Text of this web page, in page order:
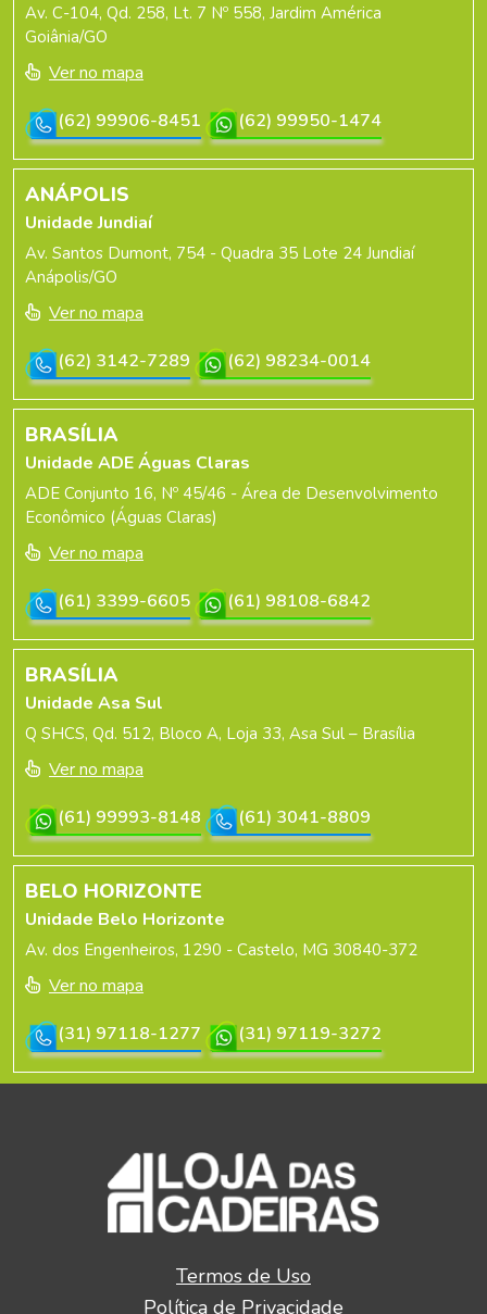
Av. C-104, Qd. 258, Lt. 7 Nº 558, Jardim América
Goiânia/GO
Ver no mapa
(62) 99906-8451
(62) 99950-1474
ANÁPOLIS
Unidade Jundiaí
Av. Santos Dumont, 754 - Quadra 35 Lote 24 Jundiaí
Anápolis/GO
Ver no mapa
(62) 3142-7289
(62) 98234-0014
BRASÍLIA
Unidade ADE Águas Claras
ADE Conjunto 16, Nº 45/46 - Área de Desenvolvimento
Econômico (Águas Claras)
Ver no mapa
(61) 3399-6605
(61) 98108-6842
BRASÍLIA
Unidade Asa Sul
Q SHCS, Qd. 512, Bloco A, Loja 33, Asa Sul – Brasília
Ver no mapa
(61) 99993-8148
(61) 3041-8809
BELO HORIZONTE
Unidade Belo Horizonte
Av. dos Engenheiros, 1290 - Castelo, MG 30840-372
Ver no mapa
(31) 97118-1277
(31) 97119-3272
Termos de Uso
Política de Privacidade